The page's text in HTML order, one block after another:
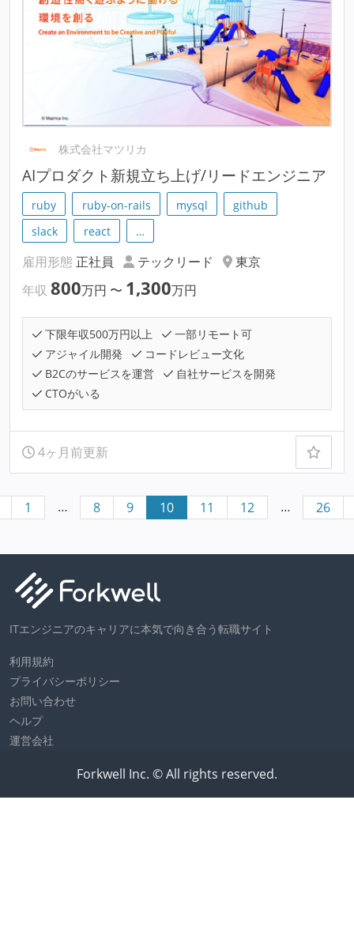
株式会社マツリカ
AIプロダクト新規立ち上げ/リードエンジニア
ruby ruby-on-rails mysql
github
slack
react …
雇用形態 正社員 テックリード
東京
年収 800万円 〜 1,300万円
下限年収500万円以上
一部リモート可
アジャイル開発
コードレビュー文化
B2Cのサービスを運営
自社サービスを開発
CTOがいる
4ヶ月前更新
1 … 8 9 10 11 12 … 26
ITエンジニアのキャリアに本気で向き合う転職サイト
利用規約
プライバシーポリシー
お問い合わせ
ヘルプ
運営会社
Forkwell Inc. © All rights reserved.